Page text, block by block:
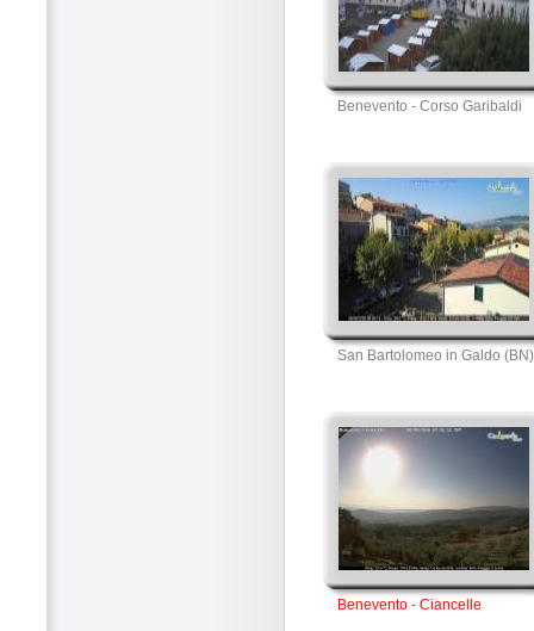
Benevento - Corso Garibaldi
San Bartolomeo in Galdo (BN)
Benevento - Ciancelle